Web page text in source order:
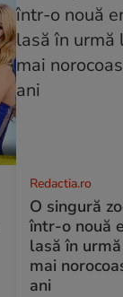
Redactia.ro
O singură
într-o nouă
lasă în
mai
ani